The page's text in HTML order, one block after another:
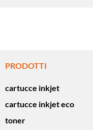
PRODOTTI
cartucce inkjet
cartucce inkjet eco
toner